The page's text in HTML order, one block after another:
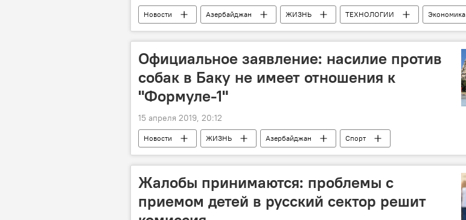
Новости Азербайджан ЖИЗНЬ ТЕХНОЛОГИИ
Экономика
загрязнение воздуха
Министерство экологии и природных ресурсов АР
Официальное заявление: насилие против
собак в Баку не имеет отношения к
"Формуле-1"
15 апреля 2019, 20:12
Новости ЖИЗНЬ Азербайджан
Спорт
"Формула 1" в Баку: гонки 2019 года
бездомные животные
"Формула-1"
Жалобы принимаются: проблемы с
приемом детей в русский сектор решит